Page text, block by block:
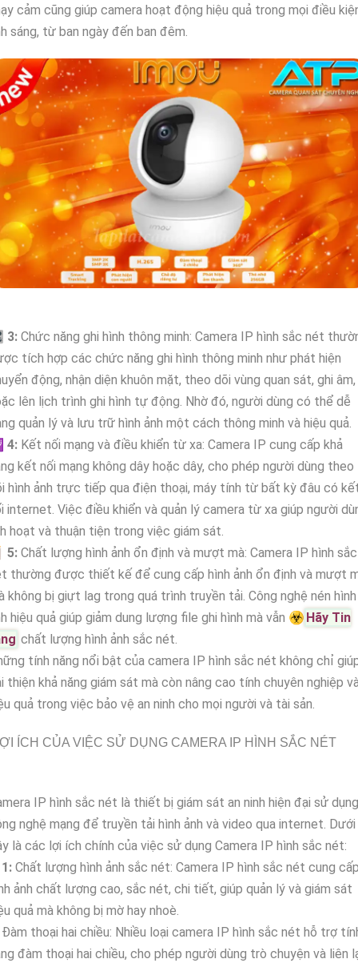
cảm cũng giúp camera hoạt động hiệu quả trong mọi điều
sáng, từ ban ngày đến ban đêm.
3: Chức năng ghi hình thông minh: Camera IP hình sắc nét
tích hợp các chức năng ghi hình thông minh như phát hiện
động, nhận diện khuôn mặt, theo dõi vùng quan sát, ghi âm,
lên lịch trình ghi hình tự động. Nhờ đó, người dùng có thể dễ
quản lý và lưu trữ hình ảnh một cách thông minh và hiệu quả.
4: Kết nối mạng và điều khiển từ xa: Camera IP cung cấp khả
kết nối mạng không dây hoặc dây, cho phép người dùng theo
hình ảnh trực tiếp qua điện thoại, máy tính từ bất kỳ đâu có
internet. Việc điều khiển và quản lý camera từ xa giúp người
hoạt và thuận tiện trong việc giám sát.
5: Chất lượng hình ảnh ổn định và mượt mà: Camera IP hình sắc
thường được thiết kế để cung cấp hình ảnh ổn định và mượt
không bị giựt lag trong quá trình truyền tải. Công nghệ nén hình
hiệu quả giúp giảm dung lượng file ghi hình mà vẫn ☣️ Hãy Tin
chất lượng hình ảnh sắc nét.
tính năng nổi bật của camera IP hình sắc nét không chỉ
thiện khả năng giám sát mà còn nâng cao tính chuyên nghiệp
quả trong việc bảo vệ an ninh cho mọi người và tài sản.
ÍCH CỦA VIỆC SỬ DỤNG CAMERA IP HÌNH SẮC NÉT
IP hình sắc nét là thiết bị giám sát an ninh hiện đại sử dụng
nghệ mạng để truyền tải hình ảnh và video qua internet. Dưới
là các lợi ích chính của việc sử dụng Camera IP hình sắc nét:
1: Chất lượng hình ảnh sắc nét: Camera IP hình sắc nét cung
ảnh chất lượng cao, sắc nét, chi tiết, giúp quản lý và giám sát
quả mà không bị mờ hay nhoè.
thoại hai chiều: Nhiều loại camera IP hình sắc nét hỗ trợ
đàm thoại hai chiều, cho phép người dùng trò chuyện và liên